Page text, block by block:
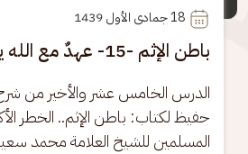
18
باطن الإثم -15- عهدٌ مع الله ينبغي أن نلتزم به
الدرس الخامس عشر والأخير من
حفيظ لكتاب: باطن الإثم.. الخطر
المسلمين للشيخ العلامة محمد